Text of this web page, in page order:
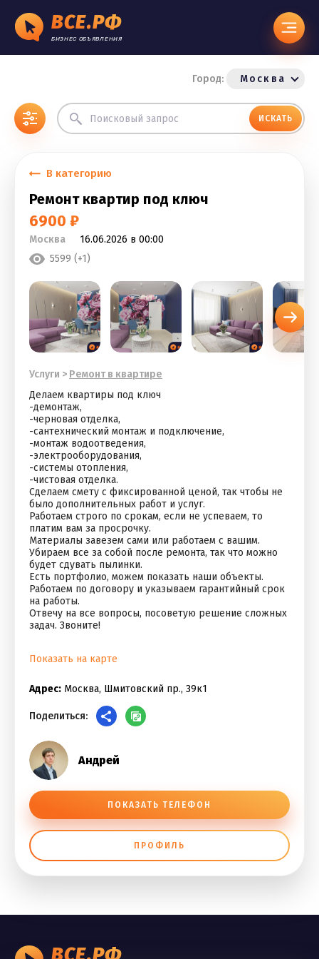
ВСЕ.РФ
БИЗНЕС ОБЪЯВЛЕНИЯ
Город: Москва
ИСКАТЬ
В категорию
Ремонт квартир под ключ
6900 ₽
Москва
16.06.2026 в 00:00
5599 (+1)
Услуги > Ремонт в квартире
Делаем квартиры под ключ
-демонтаж,
-черновая отделка,
-сантехнический монтаж и подключение,
-монтаж водоотведения,
-электрооборудования,
-системы отопления,
-чистовая отделка.
Сделаем смету с фиксированной ценой, так чтобы не
было дополнительных работ и услуг.
Работаем строго по срокам, если не успеваем, то
платим вам за просрочку.
Материалы завезем сами или работаем с вашим.
Убираем все за собой после ремонта, так что можно
будет сдувать пылинки.
Есть портфолио, можем показать наши объекты.
Работаем по договору и указываем гарантийный срок
на работы.
Отвечу на все вопросы, посоветую решение сложных
задач. Звоните!
Показать на карте
Адрес: Москва, Шмитовский пр., 39к1
Поделиться:
Андрей
ПОКАЗАТЬ ТЕЛЕФОН
ПРОФИЛЬ